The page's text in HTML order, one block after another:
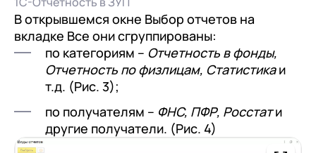
В открывшемся окне Выбор отчетов на
вкладке Все они сгруппированы:
по категориям – Отчетность в фонды,
Отчетность по физлицам, Статистикаи
т.д. (Рис. 3);
по получателям – ФНС, ПФР, Росстати
другие получатели. (Рис. 4)